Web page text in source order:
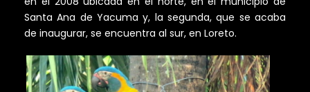
Santa Ana de Yacuma y, la segunda, que se acaba
de inaugurar, se encuentra al sur, en Loreto.